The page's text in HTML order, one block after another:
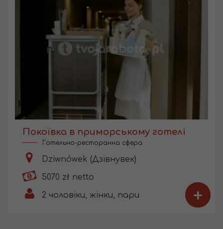
Покоївка в приморському готелі
Готельно-ресторанна сфера
Dziwnówek (Дзівнувек)
5070 zł netto
2 чоловіки, жінки, пари +